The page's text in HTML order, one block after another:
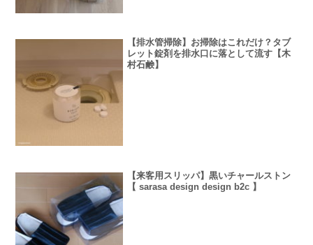
【排水管掃除】お掃除はこれだけ？タブ
レット錠剤を排水口に落として流す【木
村石鹸】
【来客用スリッパ】黒いチャールストン
【 sarasa design design b2c 】